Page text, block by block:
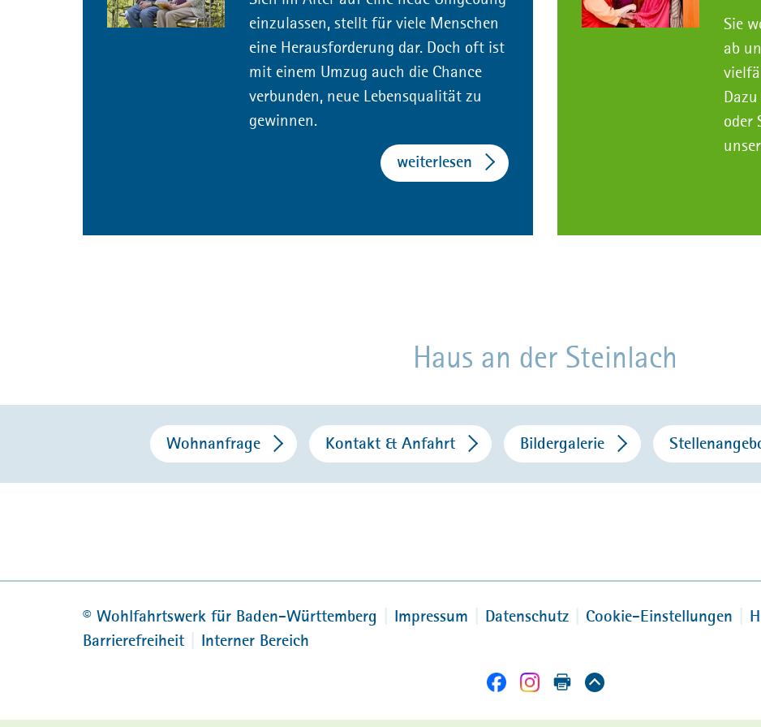
Vorlesen
Zeitungsrunde
Märchenstunde
einzulassen, stellt für viele Menschen
eine Herausforderung dar. Doch oft ist
mit einem Umzug auch die Chance
verbunden, neue Lebensqualität zu
gewinnen.
weiterlesen
Sie
ab
oder
Haus an der Steinlach
Wohnanfrage Kontakt & Anfahrt Bildergalerie
© Wohlfahrtswerk für Baden-Württemberg Impressum Datenschutz Cookie-Einstellungen
Barrierefreiheit
Interner Bereich